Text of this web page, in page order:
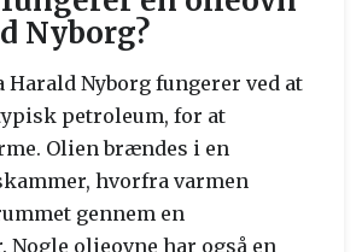
Nyborg?
Harald Nyborg fungerer ved at
petroleum, for at
Olien brændes i en
hvorfra varmen
gennem en
Nogle olieovne har også en